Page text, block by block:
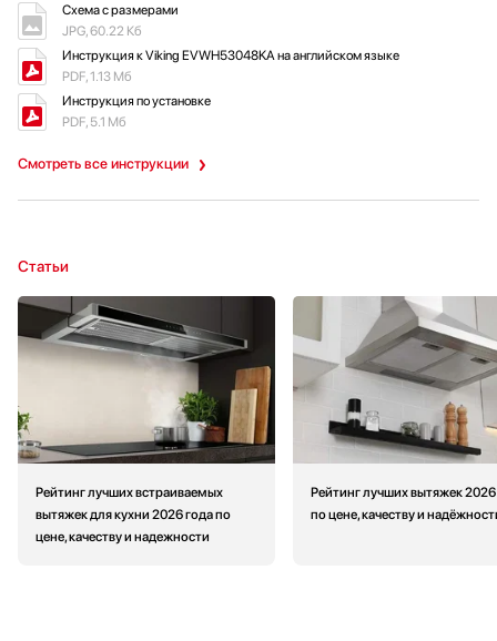
Смотреть все инструкции
Схема с размерами
JPG, 60.22 Кб
Инструкция к Viking EVWH53048KA на английском языке
PDF, 1.13 Мб
Инструкция по установке
PDF, 5.1 Мб
Статьи
Рейтинг лучших встраиваемых
вытяжек для кухни 2026 года по
цене, качеству и надежности
Рейтинг лучших вытяжек 2026
по цене, качеству и